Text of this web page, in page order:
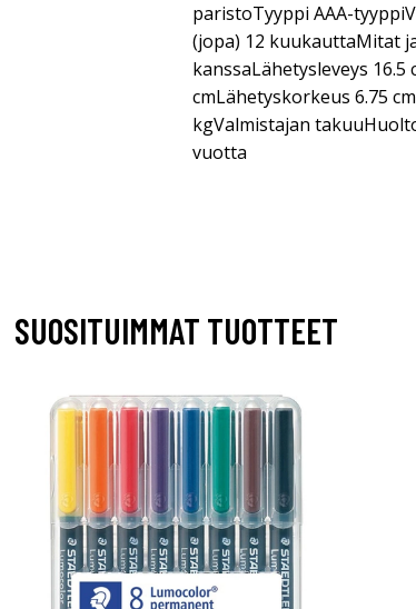
paristoTyyppi AAA-
(jopa) 12 kuukauttaMitat
kanssaLähetysleveys 16.5
cmLähetyskorkeus 6.75
kgValmistajan
vuotta
SUOSITUIMMAT TUOTTEET